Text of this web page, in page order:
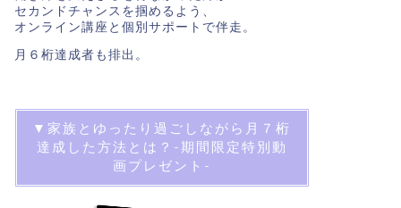
セカンドチャンスを掴めるよう、
オンライン講座と個別サポートで伴走。
月６桁達成者も排出。
▼家族とゆったり過ごしながら月７桁
達成した方法とは？-期間限定特別動
画プレゼント-